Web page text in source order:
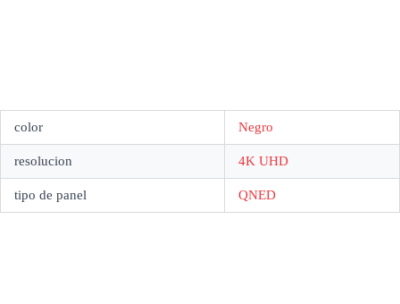
color Negro
resolucion 4K UHD
tipo de panel QNED